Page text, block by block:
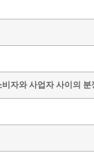
자와 사업자 사이의